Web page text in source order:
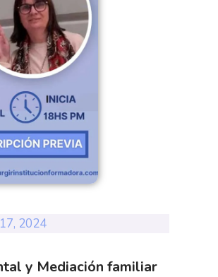
2024
y Mediación familiar